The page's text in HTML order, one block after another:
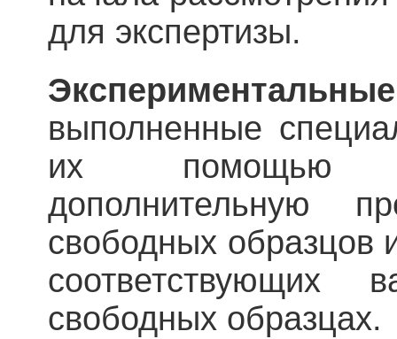
для экспертизы.
выполненные
их помощью
дополнительную
свободных образцов
соответствующих
свободных образцах.